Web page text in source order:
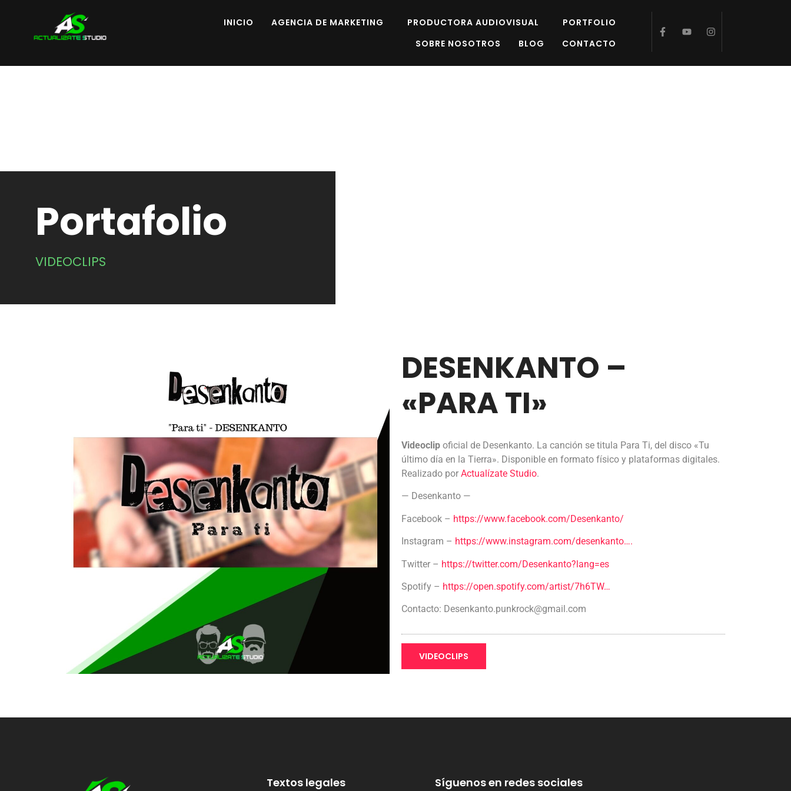
INICIO AGENCIA DE MARKETING PRODUCTORA AUDIOVISUAL
PORTFOLIO
SOBRE NOSOTROS
BLOG CONTACTO
Portafolio
VIDEOCLIPS
DESENKANTO –
«PARA TI»
Videoclip oficial de Desenkanto. La canción se titula Para Ti, del disco «Tu
último día en la Tierra». Disponible en formato físico y plataformas digitales.
Realizado por Actualízate Studio.
— Desenkanto —
Facebook – https://www.facebook.com/Desenkanto/
Instagram – https://www.instagram.com/desenkanto….
Twitter – https://twitter.com/Desenkanto?lang=es
Spotify – https://open.spotify.com/artist/7h6TW…
Contacto: Desenkanto.punkrock@gmail.com
VIDEOCLIPS
Textos legales Síguenos en redes sociales